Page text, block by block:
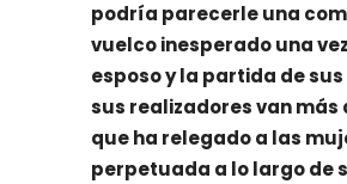
podría parecerle una
vuelco inesperado una
esposo y la partida de
sus realizadores van
que ha relegado a las
perpetuada a lo largo de